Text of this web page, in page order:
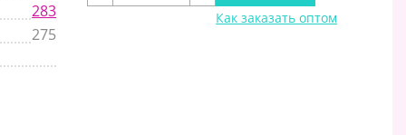
283
275
Как заказать оптом